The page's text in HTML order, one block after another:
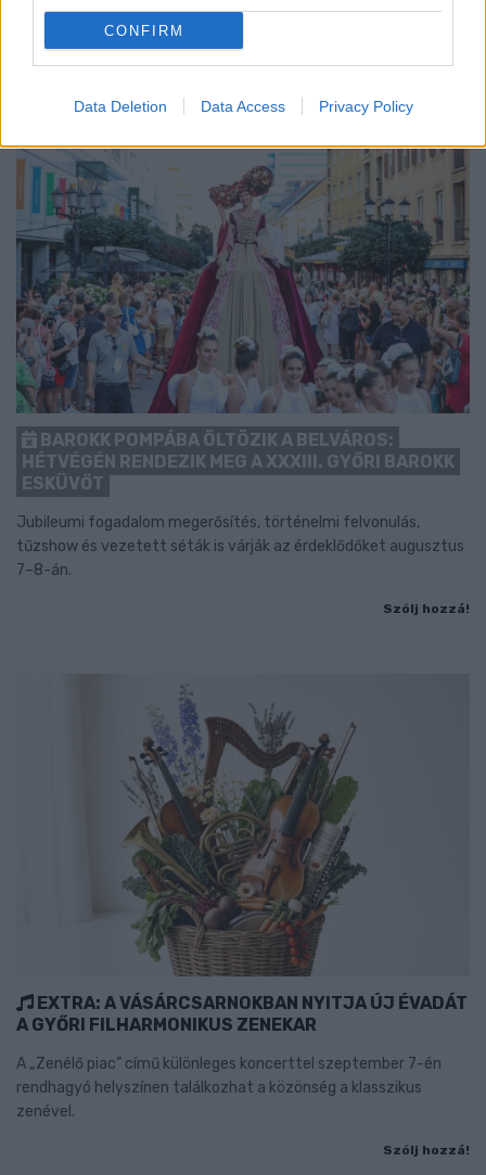
CONFIRM
Data Deletion Data Access Privacy Policy
kezdését.
BAROKK POMPÁBA ÖLTÖZIK A BELVÁROS:
HÉTVÉGÉN RENDEZIK MEG A XXXIII. GYŐRI BAROKK
ESKÜVŐT
Jubileumi fogadalom megerősítés, történelmi felvonulás,
tűzshow és vezetett séták is várják az érdeklődőket augusztus
7–8-án.
Szólj hozzá!
EXTRA: A VÁSÁRCSARNOKBAN NYITJA ÚJ ÉVADÁT
A GYŐRI FILHARMONIKUS ZENEKAR
A „Zenélő piac” című különleges koncerttel szeptember 7-én
rendhagyó helyszínen találkozhat a közönség a klasszikus
zenével.
Szólj hozzá!